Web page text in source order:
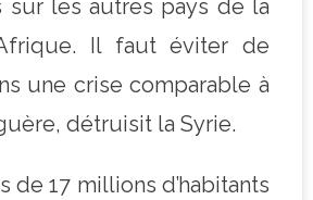
sur les autres pays de la
Il faut éviter de
une crise comparable à
détruisit la Syrie.
de 17 millions d’habitants